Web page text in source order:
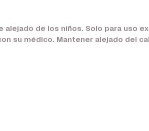
de los niños. Solo para uso
su médico. Mantener alejado del